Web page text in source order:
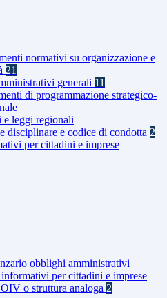
normativi su organizzazione e
21
generali 11
di programmazione strategico-
e leggi regionali
disciplinare e codice di condotta 2
per cittadini e imprese
obblighi amministrativi
per cittadini e imprese
o struttura analoga 2